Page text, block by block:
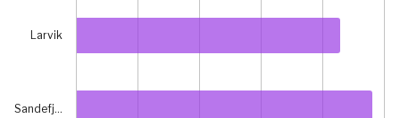
Larvik
Sandefj…